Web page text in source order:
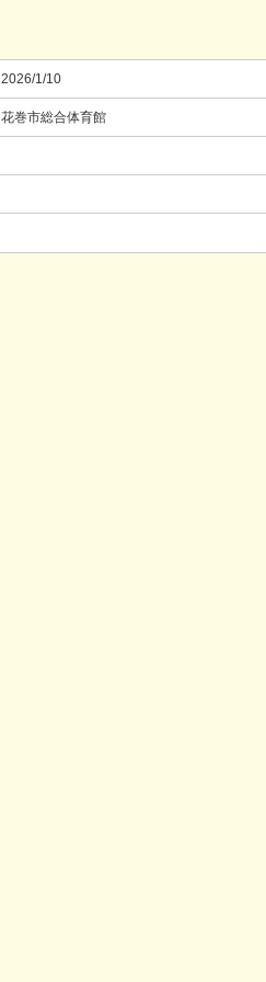
2026/1/10
花巻市総合体育館